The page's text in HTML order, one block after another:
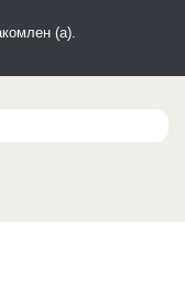
(а).